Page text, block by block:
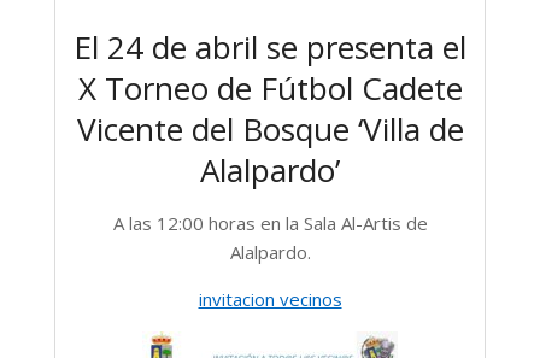
El 24 de abril se presenta el
X Torneo de Fútbol Cadete
Vicente del Bosque ‘Villa de
Alalpardo’
A las 12:00 horas en la Sala Al-Artis de
Alalpardo.
invitacion vecinos